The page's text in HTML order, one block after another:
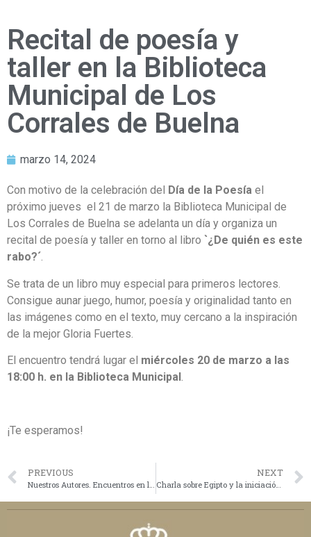
Recital de poesía y
taller en la Biblioteca
Municipal de Los
Corrales de Buelna
marzo 14, 2024
Con motivo de la celebración del Día de la Poesía el
próximo jueves el 21 de marzo la Biblioteca Municipal de
Los Corrales de Buelna se adelanta un día y organiza un
recital de poesía y taller en torno al libro `¿De quién es este
rabo?´.
Se trata de un libro muy especial para primeros lectores.
Consigue aunar juego, humor, poesía y originalidad tanto en
las imágenes como en el texto, muy cercano a la inspiración
de la mejor Gloria Fuertes.
El encuentro tendrá lugar el miércoles 20 de marzo a las
18:00 h. en la Biblioteca Municipal.
¡Te esperamos!
PREVIOUS
Nuestros Autores. Encuentros en la Biblioteca Municipal de Los Corrales de Buelna
NEXT
Charla sobre Egipto y la iniciación a la escritura jeroglífica en la Biblioteca Municipal